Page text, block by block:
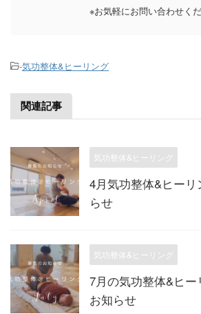
※お気軽にお問い合わせく
-気功整体&ヒーリング
関連記事
気功整体&ヒーリング
4月気功整体&ヒー
らせ
気功整体&ヒーリング
7月の気功整体&ヒ
お知らせ